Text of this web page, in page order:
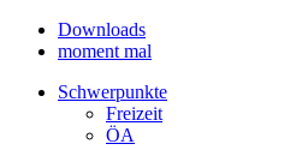
Downloads
moment mal
Schwerpunkte
Freizeit
ÖA